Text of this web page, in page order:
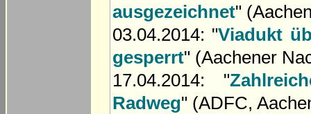
ausgezeichnet"
03.04.2014: "Viadukt
gesperrt" (Aachener
17.04.2014: "
Radweg" (ADFC,